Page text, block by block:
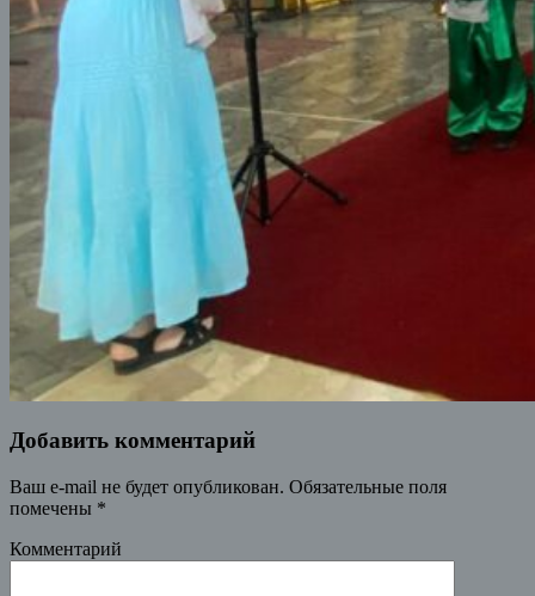
Добавить комментарий
Ваш e-mail не будет опубликован. Обязательные поля
помечены *
Комментарий